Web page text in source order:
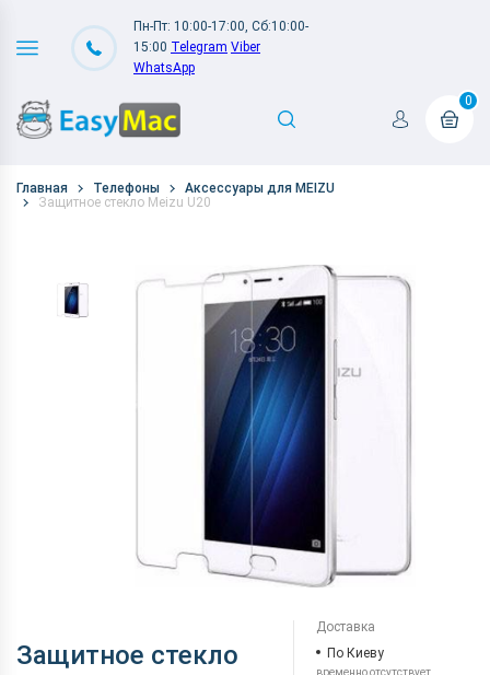
Пн-Пт: 10:00-17:00, Сб:10:00-
15:00 Telegram Viber
WhatsApp
0
Главная Телефоны
Аксессуары для MEIZU
Защитное стекло Meizu U20
Защитное стекло
Доставка
По Киеву
временно отсутствует